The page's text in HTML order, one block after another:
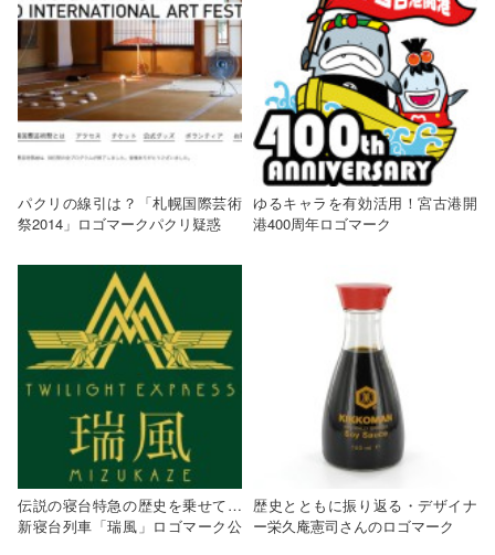
パクリの線引は？「札幌国際芸術
祭2014」ロゴマークパクリ疑惑
ゆるキャラを有効活用！宮古港開
港400周年ロゴマーク
伝説の寝台特急の歴史を乗せて…
新寝台列車「瑞風」ロゴマーク公
歴史とともに振り返る・デザイナ
ー栄久庵憲司さんのロゴマーク